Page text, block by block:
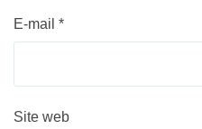
E-mail *
Site web